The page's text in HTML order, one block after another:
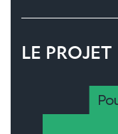
LE PROJET